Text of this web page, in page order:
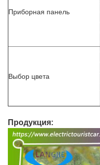
Приборная панель
Выбор цвета
Продукция: